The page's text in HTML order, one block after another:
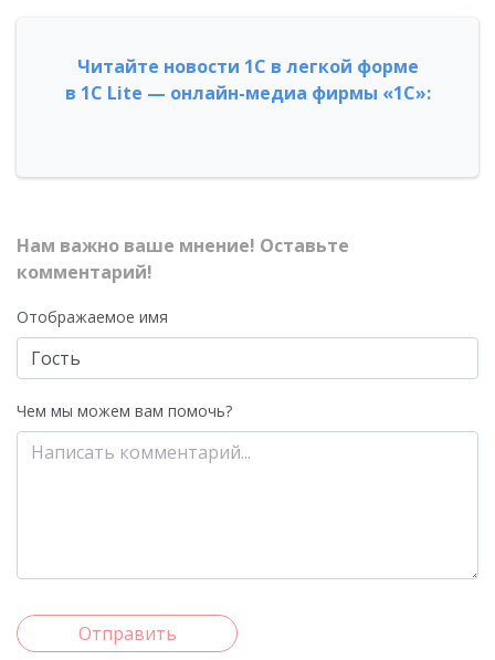
Читайте новости 1С в легкой форме
в 1С Lite — онлайн-медиа фирмы «1С»:
Нам важно ваше мнение! Оставьте
комментарий!
Отображаемое имя
Чем мы можем вам помочь?
Отправить